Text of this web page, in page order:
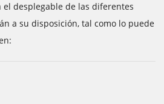
el desplegable de las diferentes
a su disposición, tal como lo puede